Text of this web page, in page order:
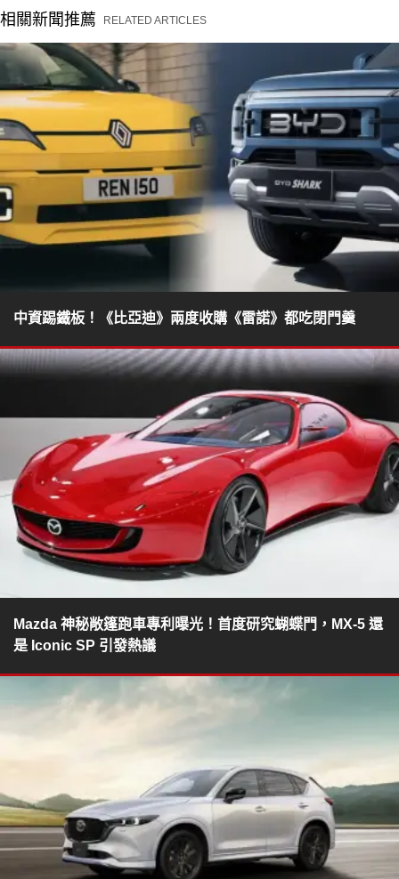
相關新聞推薦 RELATED ARTICLES
中資踢鐵板！《比亞迪》兩度收購《雷諾》都吃閉門羹
Mazda 神秘敞篷跑車專利曝光！首度研究蝴蝶門，MX-5 還
是 Iconic SP 引發熱議